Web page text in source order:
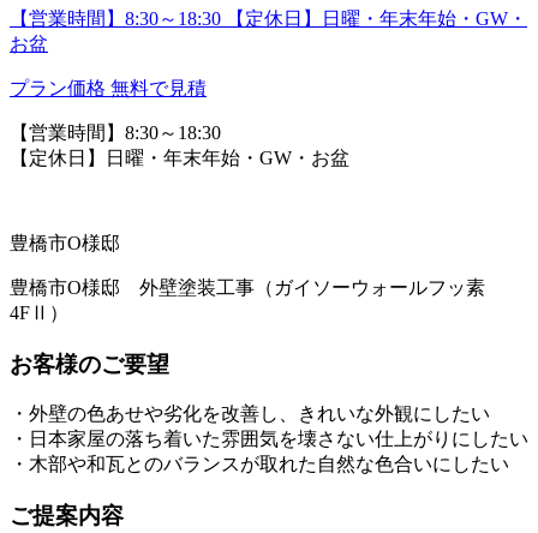
【営業時間】8:30～18:30 【定休日】日曜・年末年始・GW・
お盆
プラン価格 無料で見積
【営業時間】8:30～18:30
【定休日】日曜・年末年始・GW・お盆
豊橋市O様邸
豊橋市O様邸 外壁塗装工事（ガイソーウォールフッ素
4FⅡ）
お客様のご要望
・外壁の色あせや劣化を改善し、きれいな外観にしたい
・日本家屋の落ち着いた雰囲気を壊さない仕上がりにしたい
・木部や和瓦とのバランスが取れた自然な色合いにしたい
ご提案内容